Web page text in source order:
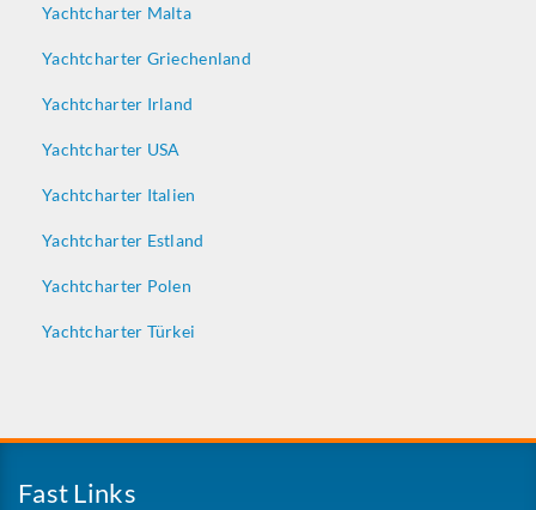
Yachtcharter Malta
Yachtcharter Griechenland
Yachtcharter Irland
Yachtcharter USA
Yachtcharter Italien
Yachtcharter Estland
Yachtcharter Polen
Yachtcharter Türkei
Fast Links